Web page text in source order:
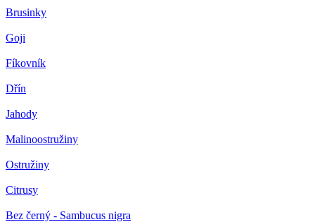
Brusinky
Goji
Fíkovník
Dřín
Jahody
Malinoostružiny
Ostružiny
Citrusy
Bez černý - Sambucus nigra